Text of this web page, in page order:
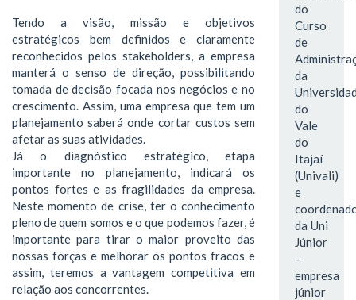
Tendo a visão, missão e objetivos
estratégicos bem definidos e claramente
reconhecidos pelos stakeholders, a empresa
manterá o senso de direção, possibilitando
tomada de decisão focada nos negócios e no
crescimento. Assim, uma empresa que tem um
planejamento saberá onde cortar custos sem
afetar as suas atividades.
Já o diagnóstico estratégico, etapa
importante no planejamento, indicará os
pontos fortes e as fragilidades da empresa.
Neste momento de crise, ter o conhecimento
pleno de quem somos e o que podemos fazer, é
importante para tirar o maior proveito das
nossas forças e melhorar os pontos fracos e
assim, teremos a vantagem competitiva em
relação aos concorrentes.
do
Curso
de
da
do
Vale
do
Itajaí
(Univali)
e
da Uni
Júnior
–
empresa
júnior